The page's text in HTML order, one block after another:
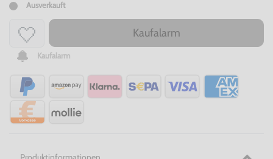
Ausverkauft
Kaufalarm
Kaufalarm